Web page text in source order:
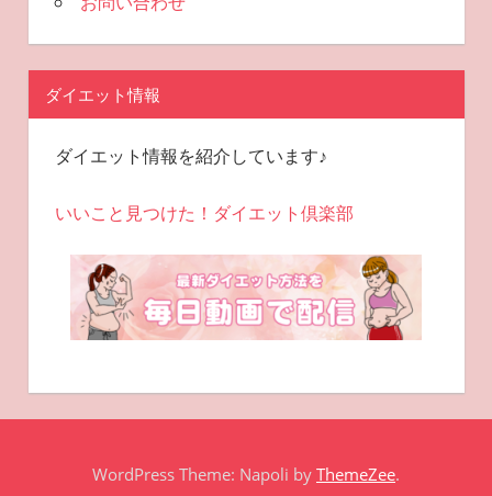
ダイエット情報
ダイエット情報を紹介しています♪
いいこと見つけた！ダイエット倶楽部
WordPress Theme: Napoli by ThemeZee.